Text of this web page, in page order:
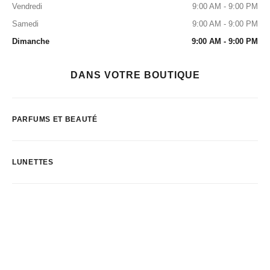
Vendredi
9:00 AM - 9:00 PM
Samedi
9:00 AM - 9:00 PM
Dimanche
9:00 AM - 9:00 PM
DANS VOTRE BOUTIQUE
PARFUMS ET BEAUTÉ
LUNETTES